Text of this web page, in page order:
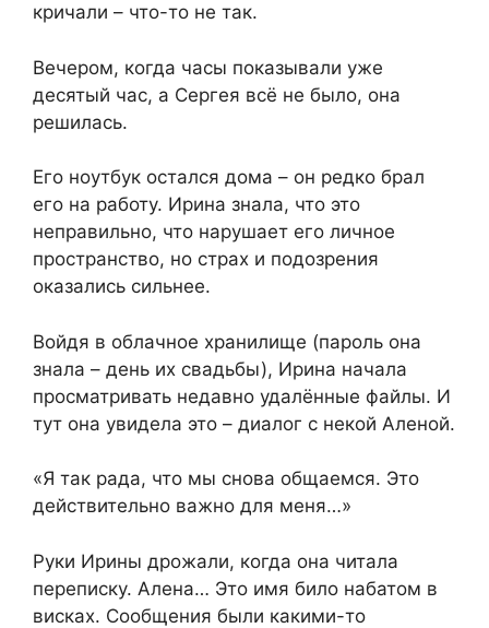
кричали – что-то не так.
Вечером, когда часы показывали уже
десятый час, а Сергея всё не было, она
решилась.
Его ноутбук остался дома – он редко брал
его на работу. Ирина знала, что это
неправильно, что нарушает его личное
пространство, но страх и подозрения
оказались сильнее.
Войдя в облачное хранилище (пароль она
знала – день их свадьбы), Ирина начала
просматривать недавно удалённые файлы. И
тут она увидела это – диалог с некой Аленой.
«Я так рада, что мы снова общаемся. Это
действительно важно для меня…»
Руки Ирины дрожали, когда она читала
переписку. Алена… Это имя било набатом в
висках. Сообщения были какими-то